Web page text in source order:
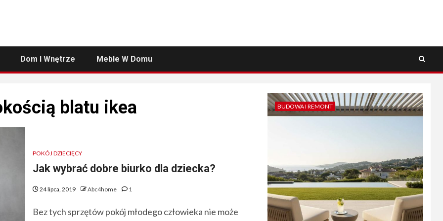
Dom I Wnętrze Meble W Domu
blatu ikea
POKÓJ DZIECIĘCY
Jak wybrać dobre biurko dla dziecka?
24 lipca, 2019 Abc4home 1
Bez tych sprzętów pokój młodego człowieka nie może
BUDOWA I REMONT